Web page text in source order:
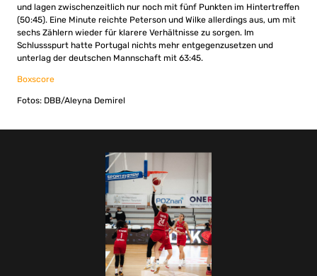
und lagen zwischenzeitlich nur noch mit fünf Punkten im Hintertreffen
(50:45). Eine Minute reichte Peterson und Wilke allerdings aus, um mit
sechs Zählern wieder für klarere Verhältnisse zu sorgen. Im
Schlussspurt hatte Portugal nichts mehr entgegenzusetzen und
unterlag der deutschen Mannschaft mit 63:45.
Boxscore
Fotos: DBB/Aleyna Demirel